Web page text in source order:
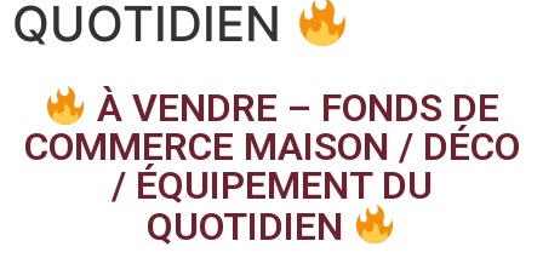
QUOTIDIEN
À VENDRE – FONDS DE
COMMERCE MAISON / DÉCO
/ ÉQUIPEMENT DU
QUOTIDIEN